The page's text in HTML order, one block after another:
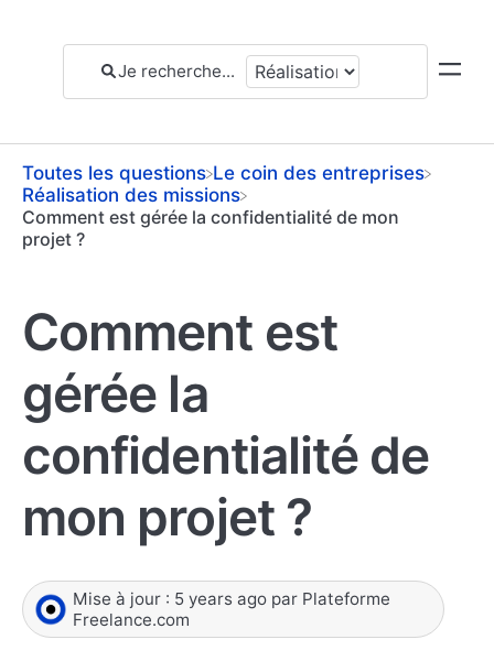
Toutes les questions ​Le coin des entreprises
​Réalisation des missions
Comment est gérée la confidentialité de mon
projet ?
Comment est
gérée la
confidentialité de
mon projet ?
Mise à jour : 5 years ago par Plateforme
Freelance.com